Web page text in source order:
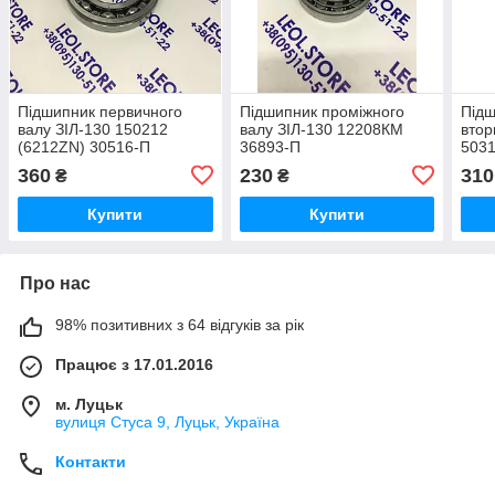
Підшипник первичного
валу ЗІЛ-130 150212
(6212ZN) 30516-П
360 ₴
Купити
Підшипник проміжного
валу ЗІЛ-130 12208КМ
36893-П
230₴
Купити
310
Про нас
98% позитивних з 64 відгуків за рік
Працює з 17.01.2016
м. Луцьк
вулиця Стуса 9, Луцьк, Україна
Контакти